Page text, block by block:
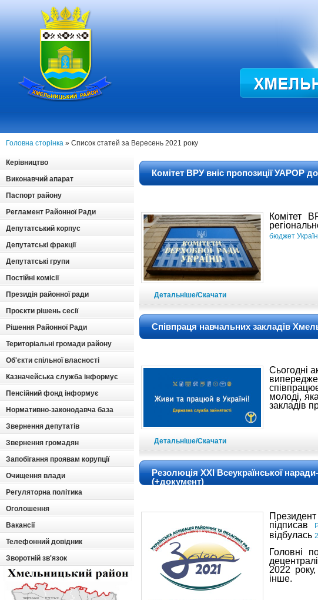
Головна сторінка » Список статей за Вересень 2021 року
Керівництво
Виконавчий апарат
Паспорт району
Регламент Районної Ради
Депутатський корпус
Депутатські фракції
Депутатські групи
Постійні комісії
Президія районної ради
Проєкти рішень сесії
Рішення Районної Ради
Територіальні громади району
Об'єкти спільної власності
Казначейська служба інформує
Пенсійний фонд інформує
Нормативно-законодавча база
Звернення депутатів
Звернення громадян
Запобігання проявам корупції
Очищення влади
Регуляторна політика
Оголошення
Вакансії
Телефонний довідник
Зворотній зв'язок
Комітет ВРУ вніс пропозиції УАРОР
Комітет
бюджет
Детальніше/Скачати
Співпраця навчальних закладів
Сьогодні
молоді,
закладів
Детальніше/Скачати
Резолюція XXI Всеукраїнської
(+документ)
підписав
відбулась
Головні
2022
інше.